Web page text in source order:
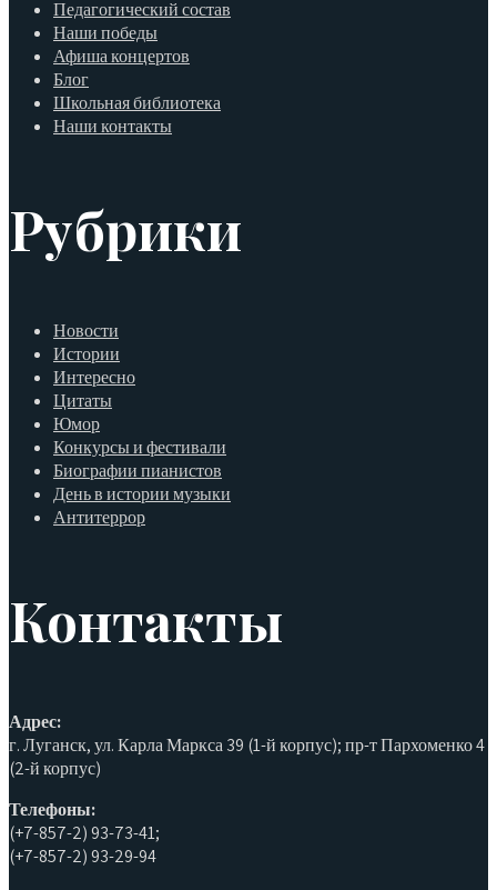
Педагогический состав
Наши победы
Афиша концертов
Блог
Школьная библиотека
Наши контакты
Рубрики
Новости
Истории
Интересно
Цитаты
Юмор
Конкурсы и фестивали
Биографии пианистов
День в истории музыки
Антитеррор
Контакты
Адрес:
г. Луганск, ул. Карла Маркса 39 (1-й корпус); пр-т Пархоменко 4
(2-й корпус)
Телефоны:
(+7-857-2) 93-73-41;
(+7-857-2) 93-29-94